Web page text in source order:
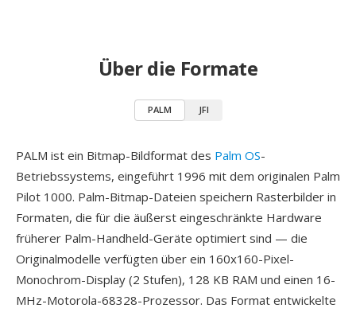
Über die Formate
PALM JFI
PALM ist ein Bitmap-Bildformat des Palm OS-
Betriebssystems, eingeführt 1996 mit dem originalen Palm
Pilot 1000. Palm-Bitmap-Dateien speichern Rasterbilder in
Formaten, die für die äußerst eingeschränkte Hardware
früherer Palm-Handheld-Geräte optimiert sind — die
Originalmodelle verfügten über ein 160x160-Pixel-
Monochrom-Display (2 Stufen), 128 KB RAM und einen 16-
MHz-Motorola-68328-Prozessor. Das Format entwickelte